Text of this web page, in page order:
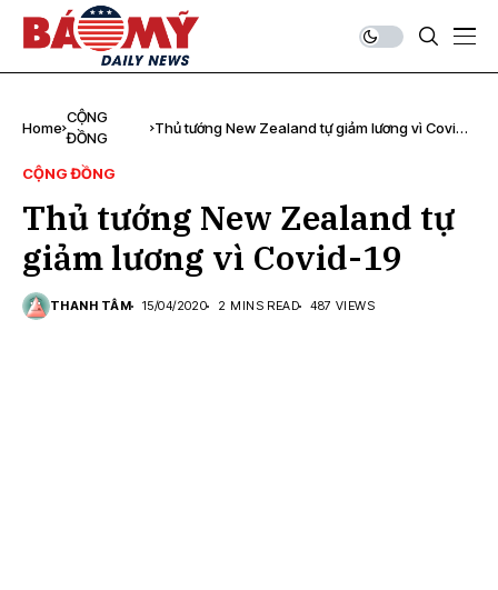
Home
CỘNG
ĐỒNG
Thủ tướng New Zealand tự giảm lương vì Covid-
CỘNG ĐỒNG
Thủ tướng New Zealand tự
giảm lương vì Covid-19
THANH TÂM 15/04/2020 2 MINS READ 487 VIEWS